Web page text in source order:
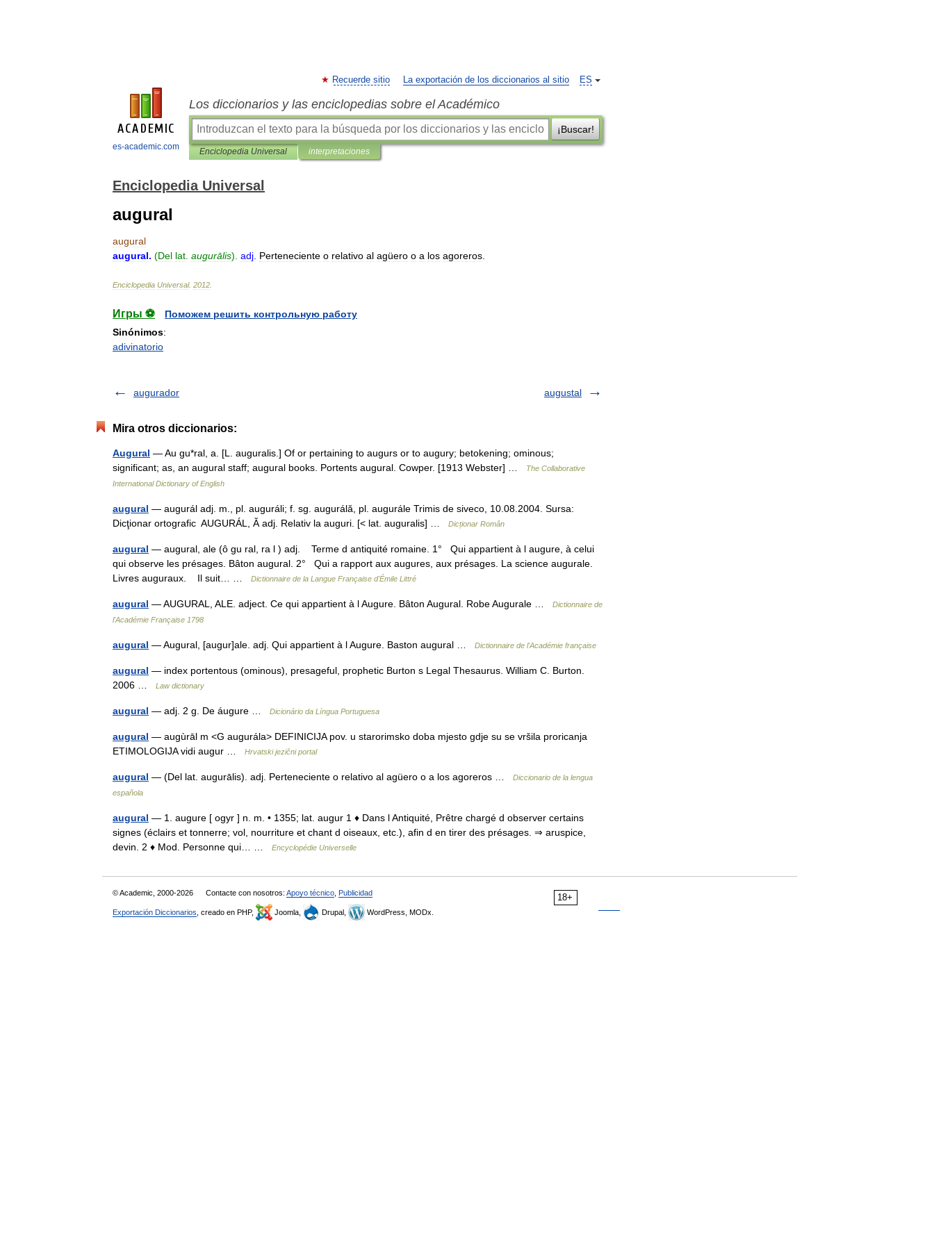
es-academic.com
ES
Recuerde sitio La exportación de los diccionarios al sitio
Los diccionarios y las enciclopedias sobre el Académico
¡Buscar!
Enciclopedia Universal interpretaciones
Enciclopedia Universal
augural
augural
augural. (Del lat augurālis). adj Perteneciente o relativo al agüero o a los agoreros
Enciclopedia Universal. 2012
Игры ⚽
Поможем решить контрольную работу
Sinónimos:
adivinatorio
augurador augustal
Mira otros diccionarios:
Augural — Au gu*ral, a. [L. auguralis.] Of or pertaining to augurs or to augury; betokening; ominous;
significant; as, an augural staff; augural books. Portents augural. Cowper. [1913 Webster] …
The Collaborative
International Dictionary of English
augural — augurál adj. m., pl. auguráli; f. sg. augurálă, pl. augurále Trimis de siveco, 10.08.2004. Sursa:
Dicţionar ortografic AUGURÁL, Ă adj. Relativ la auguri. [< lat. auguralis] …
Dicționar Român
augural — augural, ale (ô gu ral, ra l ) adj. Terme d antiquité romaine. 1° Qui appartient à l augure, à celui
qui observe les présages. Bâton augural. 2° Qui a rapport aux augures, aux présages. La science augurale.
Livres auguraux. Il suit… …
Dictionnaire de la Langue Française d'Émile Littré
augural — AUGURAL, ALE. adject. Ce qui appartient à l Augure. Bâton Augural. Robe Augurale …
Dictionnaire de
l'Académie Française 1798
augural — Augural, [augur]ale. adj. Qui appartient à l Augure. Baston augural … Dictionnaire de l'Académie française
augural — index portentous (ominous), presageful, prophetic Burton s Legal Thesaurus. William C. Burton.
2006 …
Law dictionary
augural — adj. 2 g. De áugure … Dicionário da Língua Portuguesa
augural — augùrāl m <G augurála> DEFINICIJA pov. u starorimsko doba mjesto gdje su se vršila proricanja
ETIMOLOGIJA vidi augur …
Hrvatski jezični portal
augural — (Del lat. augurālis). adj. Perteneciente o relativo al agüero o a los agoreros …
Diccionario de la lengua
española
augural — 1. augure [ ogyr ] n. m. • 1355; lat. augur 1 ♦ Dans l Antiquité, Prêtre chargé d observer certains
signes (éclairs et tonnerre; vol, nourriture et chant d oiseaux, etc.), afin d en tirer des présages. ⇒ aruspice,
devin. 2 ♦ Mod. Personne qui… …
Encyclopédie Universelle
18+
© Academic, 2000-2026 Contacte con nosotros: Apoyo técnico Publicidad
Exportación Diccionarios , creado en PHP, Joomla, Drupal, WordPress, MODx.